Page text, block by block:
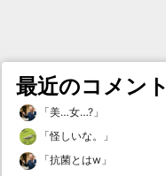
最近のコメント
「美…女…? 」
「怪しいな。
」
「抗菌とはw 」